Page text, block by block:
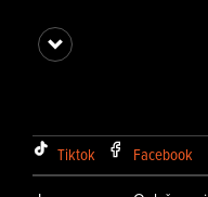
Tiktok Facebook